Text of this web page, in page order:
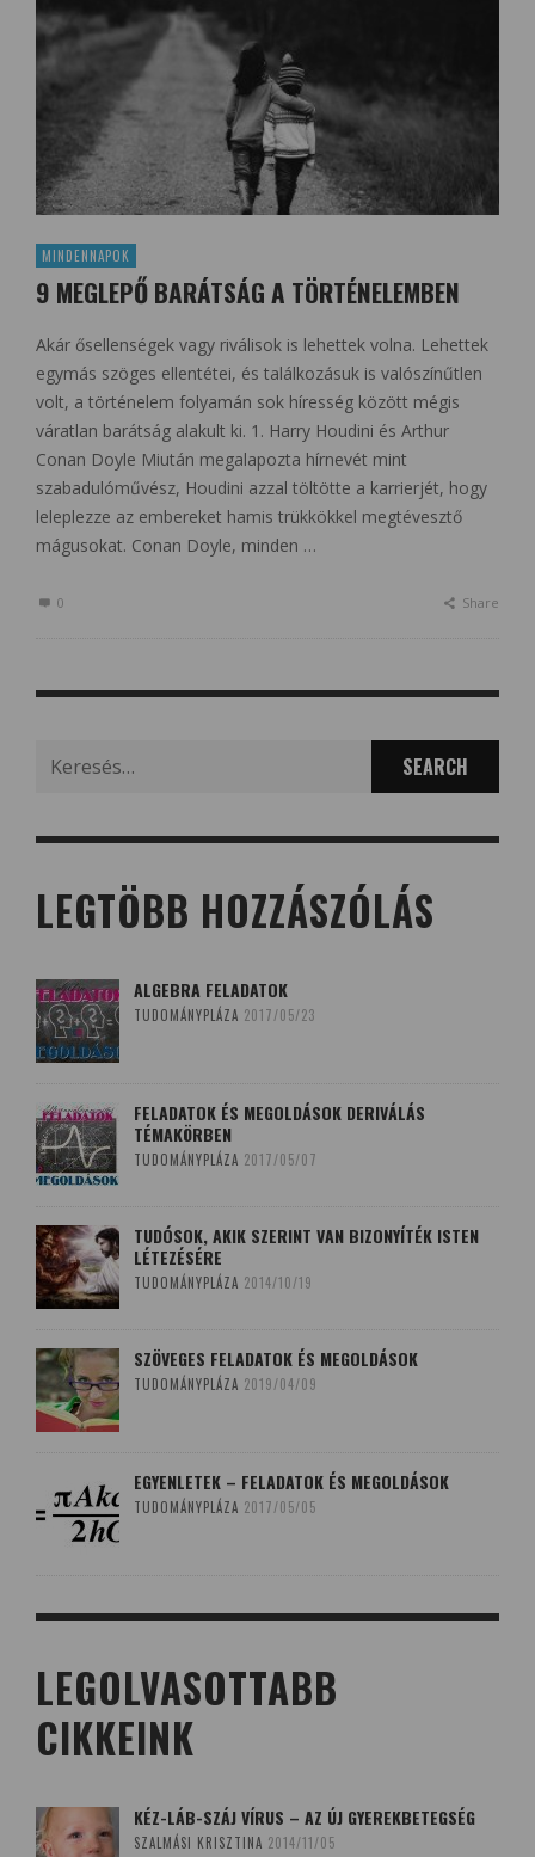
MINDENNAPOK
9 MEGLEPŐ BARÁTSÁG A TÖRTÉNELEMBEN
Akár ősellenségek vagy riválisok is lehettek volna. Lehettek
egymás szöges ellentétei, és találkozásuk is valószínűtlen
volt, a történelem folyamán sok híresség között mégis
váratlan barátság alakult ki. 1. Harry Houdini és Arthur
Conan Doyle Miután megalapozta hírnevét mint
szabadulóművész, Houdini azzal töltötte a karrierjét, hogy
leleplezze az embereket hamis trükkökkel megtévesztő
mágusokat. Conan Doyle, minden …
0 Share
for:
LEGTÖBB HOZZÁSZÓLÁS
ALGEBRA FELADATOK
TUDOMÁNYPLÁZA 2017/05/23
FELADATOK ÉS MEGOLDÁSOK DERIVÁLÁS
TÉMAKÖRBEN
TUDOMÁNYPLÁZA 2017/05/07
TUDÓSOK, AKIK SZERINT VAN BIZONYÍTÉK ISTEN
LÉTEZÉSÉRE
TUDOMÁNYPLÁZA 2014/10/19
SZÖVEGES FELADATOK ÉS MEGOLDÁSOK
TUDOMÁNYPLÁZA 2019/04/09
EGYENLETEK – FELADATOK ÉS MEGOLDÁSOK
TUDOMÁNYPLÁZA 2017/05/05
LEGOLVASOTTABB
CIKKEINK
KÉZ-LÁB-SZÁJ VÍRUS – AZ ÚJ GYEREKBETEGSÉG
SZALMÁSI KRISZTINA 2014/11/05